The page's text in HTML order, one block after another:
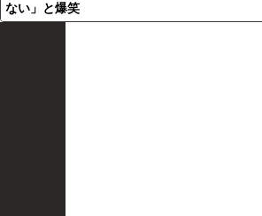
ない」と爆笑